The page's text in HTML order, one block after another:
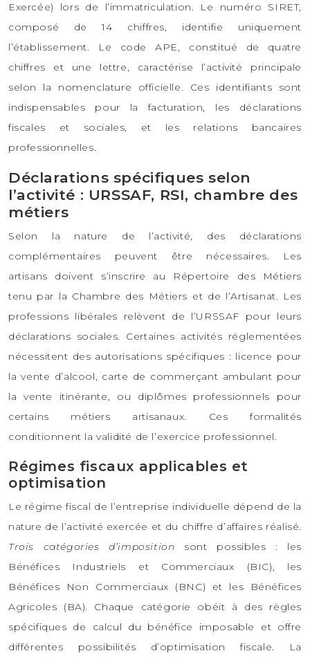
Exercée) lors de l’immatriculation. Le numéro SIRET,
composé de 14 chiffres, identifie uniquement
l’établissement. Le code APE, constitué de quatre
chiffres et une lettre, caractérise l’activité principale
selon la nomenclature officielle. Ces identifiants sont
indispensables pour la facturation, les déclarations
fiscales et sociales, et les relations bancaires
professionnelles.
Déclarations spécifiques selon
l’activité : URSSAF, RSI, chambre des
métiers
Selon la nature de l’activité, des déclarations
complémentaires peuvent être nécessaires. Les
artisans doivent s’inscrire au Répertoire des Métiers
tenu par la Chambre des Métiers et de l’Artisanat. Les
professions libérales relèvent de l’URSSAF pour leurs
déclarations sociales. Certaines activités réglementées
nécessitent des autorisations spécifiques : licence pour
la vente d’alcool, carte de commerçant ambulant pour
la vente itinérante, ou diplômes professionnels pour
certains métiers artisanaux. Ces formalités
conditionnent la validité de l’exercice professionnel.
Régimes fiscaux applicables et
optimisation
Le régime fiscal de l’entreprise individuelle dépend de la
nature de l’activité exercée et du chiffre d’affaires réalisé.
Trois catégories d’imposition sont possibles : les
Bénéfices Industriels et Commerciaux (BIC), les
Bénéfices Non Commerciaux (BNC) et les Bénéfices
Agricoles (BA). Chaque catégorie obéit à des règles
spécifiques de calcul du bénéfice imposable et offre
différentes possibilités d’optimisation fiscale. La